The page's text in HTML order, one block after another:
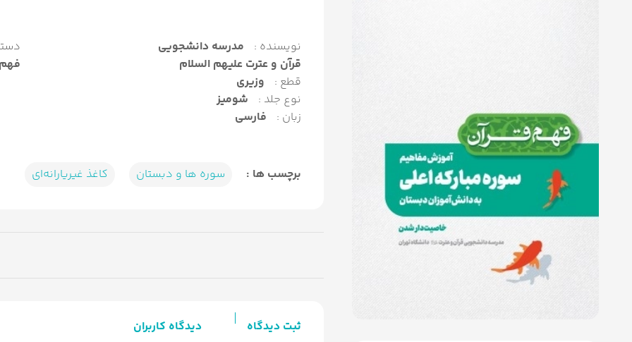
نویسنده :
مدرسه دانشجویی
قرآن و عترت علیهم السلام
قطع :
وزیری
نوع جلد :
شومیز
زبان :
فارسی
برچسب ها : سوره ها و دبستان کاغذ غیریارانه‌ای
ثبت دیدگاه دیدگاه کاربران